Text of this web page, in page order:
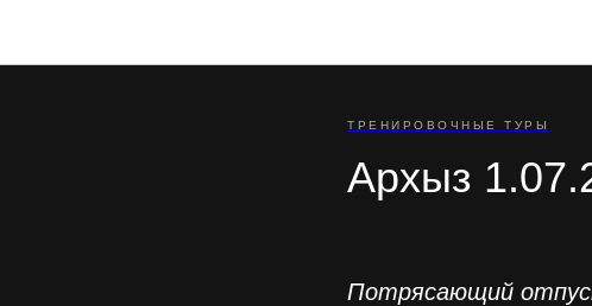
ТРЕНИРОВОЧНЫЕ ТУРЫ
Архыз
Потрясающий